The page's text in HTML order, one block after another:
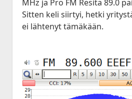
MHz ja Pro FM Resita 89.0
Sitten keli siirtyi, hetki
ei lähtenyt tämäkään.